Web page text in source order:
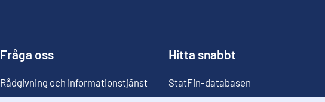
Fråga oss
Rådgivning och informationstjänst
Hitta snabbt
StatFin-databasen